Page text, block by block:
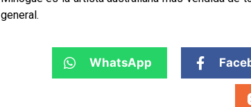
general.
WhatsApp